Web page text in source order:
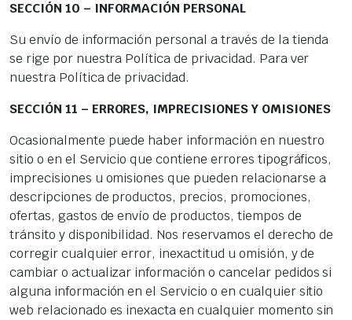
SECCIÓN 10 – INFORMACIÓN PERSONAL
Su envío de información personal a través de la tienda
se rige por nuestra Política de privacidad. Para ver
nuestra Política de privacidad.
SECCIÓN 11 – ERRORES, IMPRECISIONES Y OMISIONES
Ocasionalmente puede haber información en nuestro
sitio o en el Servicio que contiene errores tipográficos,
imprecisiones u omisiones que pueden relacionarse a
descripciones de productos, precios, promociones,
ofertas, gastos de envío de productos, tiempos de
tránsito y disponibilidad. Nos reservamos el derecho de
corregir cualquier error, inexactitud u omisión, y de
cambiar o actualizar información o cancelar pedidos si
alguna información en el Servicio o en cualquier sitio
web relacionado es inexacta en cualquier momento sin